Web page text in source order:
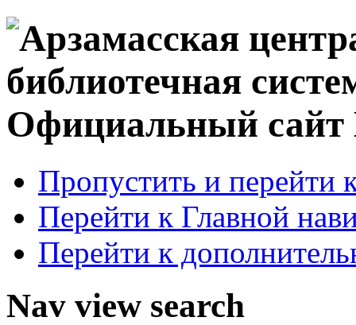
Официальный
Пропустить и перейти
Перейти к Главной
Перейти к
Nav view search